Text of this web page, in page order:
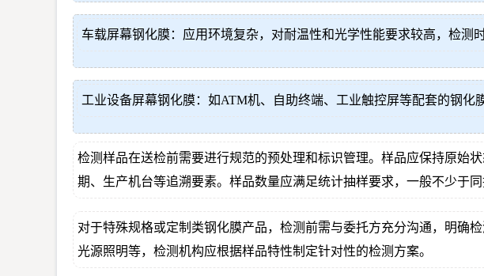
车载屏幕钢化膜：应用环境复杂，对耐温性和光学性能要求较高，检测
工业设备屏幕钢化膜：如ATM机、自助终端、工业触控屏等配套的钢
检测样品在送检前需要进行规范的预处理和标识管理。样品应保持原始
期、生产机台等追溯要素。样品数量应满足统计抽样要求，一般不少于
对于特殊规格或定制类钢化膜产品，检测前需与委托方充分沟通，明确
光源照明等，检测机构应根据样品特性制定针对性的检测方案。